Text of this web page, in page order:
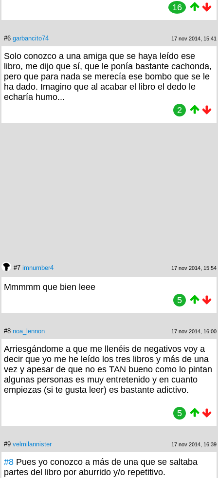
16
#6 garbancito74 17 nov 2014, 15:41
Solo conozco a una amiga que se haya leído ese
libro, me dijo que sí, que le ponía bastante cachonda,
pero que para nada se merecía ese bombo que se le
ha dado. Imagino que al acabar el libro el dedo le
echaría humo...
2
#7 imnumber4 17 nov 2014, 15:54
Mmmmm que bien leee
5
#8 noa_lennon 17 nov 2014, 16:00
Arriesgándome a que me llenéis de negativos voy a
decir que yo me he leído los tres libros y más de una
vez y apesar de que no es TAN bueno como lo pintan
algunas personas es muy entretenido y en cuanto
empiezas (si te gusta leer) es bastante adictivo.
5
#9 velmilannister 17 nov 2014, 16:39
#8 Pues yo conozco a más de una que se saltaba
partes del libro por aburrido y/o repetitivo.